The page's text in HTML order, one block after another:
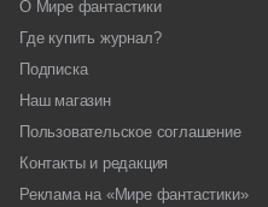
О Мире фантастики
Где купить журнал?
Подписка
Наш магазин
Пользовательское соглашение
Контакты и редакция
Реклама на «Мире фантастики»